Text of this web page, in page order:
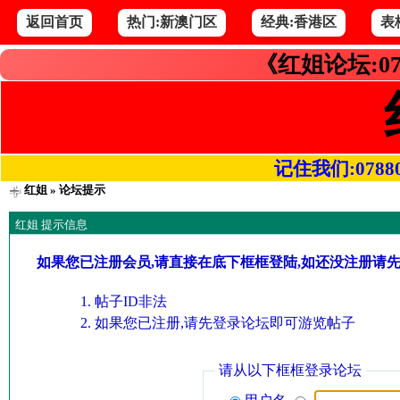
返回首页 热门:新澳门区 经典:香港区 表
《红姐论坛
记住我们
红姐» 论坛提示
红姐 提示信息
如果您已注册会员,请直接在底下框框登陆,如还没注册请
帖子ID非法
如果您已注册,请先登录论坛即可游览帖子
请从以下框框登录论坛